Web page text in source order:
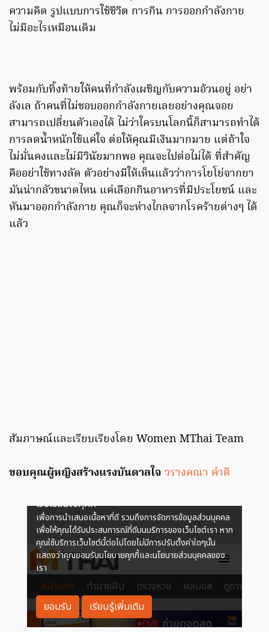
ความคิด รูปแบบการใช้ชีวิต การกิน การออกกำลังกาย
ไม่มีอะไรเหมือนเดิม
พร้อมกับทิ้งท้ายให้คนที่กำลังเผชิญกับความอ้วนอยู่ อย่า
ลังเล ถ้าคนที่ไม่ชอบออกกำลังกายเลยอย่างคุณจอย
สามารถเปลี่ยนตัวเองได้ ไม่ว่าใครบนโลกนี้ก็สามารถทำได้
การลดน้ำหนักใช้แค่ใจ ต่อให้คุณมีเงินมากมาย แต่ถ้าใจ
ไม่มั่นคงและไม่มีวินัยมากพอ คุณจะไปต่อไม่ได้ ที่สำคัญ
คืออย่าใช้ทางลัด ตัวอย่างมีให้เห็นแล้วว่าการโยโย่จากยา
มันน่ากลัวขนาดไหน แค่เลือกกินอาหารที่มีประโยชน์ และ
หันมาออกกำลังกาย คุณก็จะห่างไกลจากโรคร้ายต่างๆ ได้
แล้ว
สัมภาษณ์และเรียบเรียงโดย Women MThai Team
ขอบคุณผู้หญิงสร้างแรงบันดาลใจ วรางคณา คำดี